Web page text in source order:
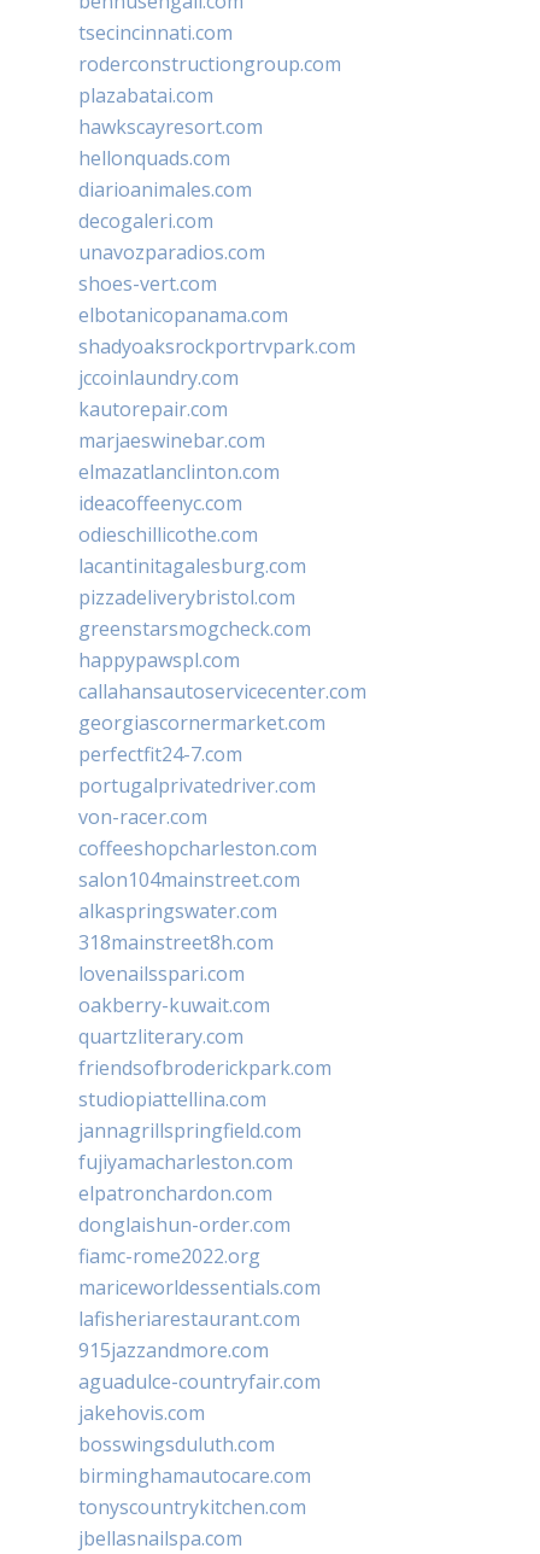
tsecincinnati.com
roderconstructiongroup.com
plazabatai.com
hawkscayresort.com
hellonquads.com
diarioanimales.com
decogaleri.com
unavozparadios.com
shoes-vert.com
elbotanicopanama.com
shadyoaksrockportrvpark.com
jccoinlaundry.com
kautorepair.com
marjaeswinebar.com
elmazatlanclinton.com
ideacoffeenyc.com
odieschillicothe.com
lacantinitagalesburg.com
pizzadeliverybristol.com
greenstarsmogcheck.com
happypawspl.com
callahansautoservicecenter.com
georgiascornermarket.com
perfectfit24-7.com
portugalprivatedriver.com
von-racer.com
coffeeshopcharleston.com
salon104mainstreet.com
alkaspringswater.com
318mainstreet8h.com
lovenailsspari.com
oakberry-kuwait.com
quartzliterary.com
friendsofbroderickpark.com
studiopiattellina.com
jannagrillspringfield.com
fujiyamacharleston.com
elpatronchardon.com
donglaishun-order.com
fiamc-rome2022.org
mariceworldessentials.com
lafisheriarestaurant.com
915jazzandmore.com
aguadulce-countryfair.com
jakehovis.com
bosswingsduluth.com
birminghamautocare.com
tonyscountrykitchen.com
jbellasnailspa.com